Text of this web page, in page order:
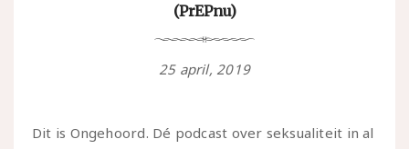
(PrEPnu)
25 april, 2019
Dit is Ongehoord. Dé podcast over seksualiteit in al